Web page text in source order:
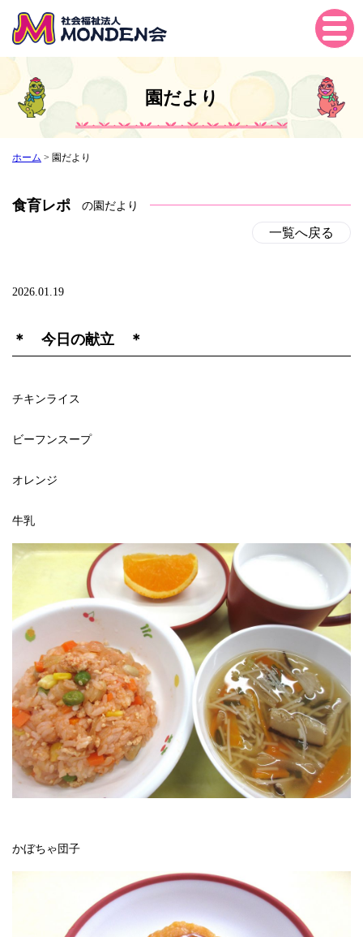
Tog
gle
gati
on
園だより
ホーム > 園だより
食育レポ の園だより
一覧へ戻る
2026.01.19
＊ 今日の献立 ＊
チキンライス
ビーフンスープ
オレンジ
牛乳
かぼちゃ団子